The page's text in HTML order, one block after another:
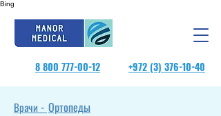
Bing
8 800 777-00-12 +972 (3) 376-10-40
Врачи - Ортопеды